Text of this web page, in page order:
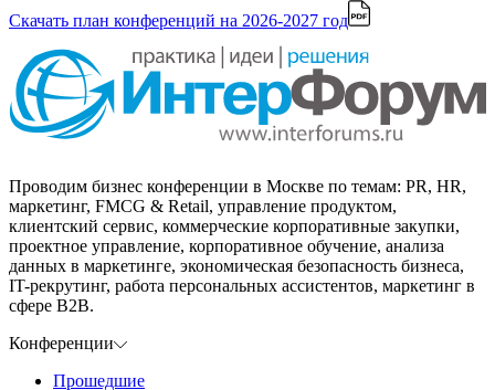
Скачать план конференций на 2026-2027 год
Проводим бизнес конференции в Москве по темам: PR, HR,
маркетинг, FMCG & Retail, управление продуктом,
клиентский сервис, коммерческие корпоративные закупки,
проектное управление, корпоративное обучение, анализа
данных в маркетинге, экономическая безопасность бизнеса,
IT-рекрутинг, работа персональных ассистентов, маркетинг в
сфере B2B.
Конференции
Прошедшие